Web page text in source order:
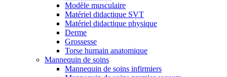
Modèle musculaire
Matériel didactique SVT
Matériel didactique physique
Derme
Grossesse
Torse humain anatomique
Mannequin de soins
Mannequin de soins infirmiers